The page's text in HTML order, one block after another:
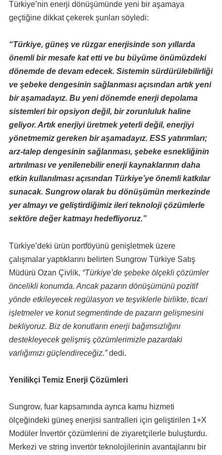
Türkiye’nin enerji dönüşümünde yeni bir aşamaya
geçtiğine dikkat çekerek şunları söyledi:
“Türkiye, güneş ve rüzgar enerjisinde son yıllarda
önemli bir mesafe kat etti ve bu büyüme önümüzdeki
dönemde de devam edecek. Sistemin sürdürülebilirliği
ve şebeke dengesinin sağlanması açısından artık yeni
bir aşamadayız. Bu yeni dönemde enerji depolama
sistemleri bir opsiyon değil, bir zorunluluk haline
geliyor. Artık enerjiyi üretmek yeterli değil, enerjiyi
yönetmemiz gereken bir aşamadayız. ESS yatırımları;
arz-talep dengesinin sağlanması, şebeke esnekliğinin
artırılması ve yenilenebilir enerji kaynaklarının daha
etkin kullanılması açısından Türkiye’ye önemli katkılar
sunacak. Sungrow olarak bu dönüşümün merkezinde
yer almayı ve geliştirdiğimiz ileri teknoloji çözümlerle
sektöre değer katmayı hedefliyoruz.”
Türkiye’deki ürün portföyünü genişletmek üzere
çalışmalar yaptıklarını belirten Sungrow Türkiye Satış
Müdürü Ozan Çivlik, “Türkiye’de şebeke ölçekli çözümler
öncelikli konumda. Ancak pazarın dönüşümünü pozitif
yönde etkileyecek regülasyon ve teşviklerle birlikte, ticari
işletmeler ve konut segmentinde de pazarın gelişmesini
bekliyoruz. Biz de konutların enerji bağımsızlığını
destekleyecek gelişmiş çözümlerimizle pazardaki
varlığımızı güçlendireceğiz.”dedi.
Yenilikçi Temiz Enerji Çözümleri
Sungrow, fuar kapsamında ayrıca kamu hizmeti
ölçeğindeki güneş enerjisi santralleri için geliştirilen 1+X
Modüler İnvertör çözümlerini de ziyaretçilerle buluşturdu.
Merkezi ve string invertör teknolojilerinin avantajlarını bir